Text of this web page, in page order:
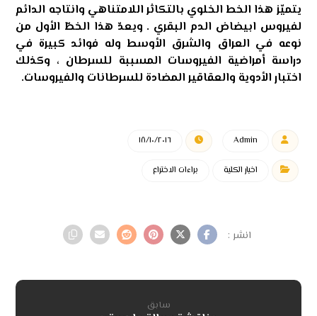
يتميّز هذا الخط الخلوي بالتكاثر اللامتناهي وانتاجه الدائم
لفيروس ابيضاض الدم البقري . ويعدّ هذا الخطّ الأول من
نوعه في العراق والشرق الأوسط وله فوائد كبيرة في
دراسة أمراضية الفيروسات المسببة للسرطان ، وكذلك
اختبار الأدوية والعقاقير المضادة للسرطانات والفيروسات.
Admin ١٨/١٠/٢٠١٦
اخبار الكلية براءات الاختراع
سابق